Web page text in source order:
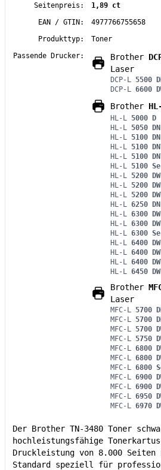
Seitenpreis:
1,89 ct
EAN / GTIN:
4977766755658
Produkttyp:
Toner
Passende Drucker:
Brother
Laser
DCP-L 5500
DCP-L 6600
Brother
HL-L 5000 D
HL-L 5050 DN
HL-L 5100 DN
HL-L 5100
HL-L 5100
HL-L 5100
HL-L 5200 DW
HL-L 5200
HL-L 5200
HL-L 6250 DN
HL-L 6300 DW
HL-L 6300
HL-L 6300
HL-L 6400 DW
HL-L 6400
HL-L 6400
HL-L 6450 DW
Brother
Laser
MFC-L 5700
MFC-L 5700
MFC-L 5700
MFC-L 5750
MFC-L 6800
MFC-L 6800
MFC-L 6800
MFC-L 6900
MFC-L 6900
MFC-L 6950
MFC-L 6970
Der Brother TN-3480 Toner
hochleistungsfähige
Druckleistung von 8.000 Seiten
Standard speziell für